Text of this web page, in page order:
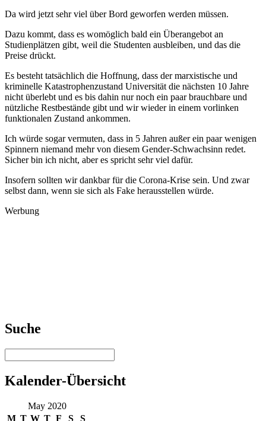
Da wird jetzt sehr viel über Bord geworfen werden müssen.
Dazu kommt, dass es womöglich bald ein Überangebot an
Studienplätzen gibt, weil die Studenten ausbleiben, und das die
Preise drückt.
Es besteht tatsächlich die Hoffnung, dass der marxistische und
kriminelle Katastrophenzustand Universität die nächsten 10 Jahre
nicht überlebt und es bis dahin nur noch ein paar brauchbare und
nützliche Restbestände gibt und wir wieder in einem vorlinken
funktionalen Zustand ankommen.
Ich würde sogar vermuten, dass in 5 Jahren außer ein paar wenigen
Spinnern niemand mehr von diesem Gender-Schwachsinn redet.
Sicher bin ich nicht, aber es spricht sehr viel dafür.
Insofern sollten wir dankbar für die Corona-Krise sein. Und zwar
selbst dann, wenn sie sich als Fake herausstellen würde.
Werbung
Suche
Kalender-Übersicht
May 2020
M T W T F S S